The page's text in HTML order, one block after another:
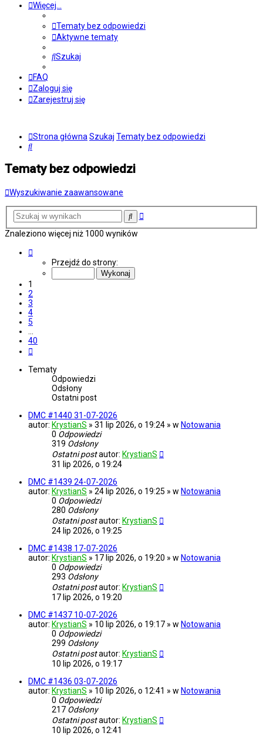
Więcej…
Tematy bez odpowiedzi
Aktywne tematy
Szukaj
FAQ
Zaloguj się
Zarejestruj się
Strona główna Szukaj Tematy bez odpowiedzi
Szukaj
Tematy bez odpowiedzi
Wyszukiwanie zaawansowane
SzukajWyszukiwanie
Znaleziono więcej niż 1000 wyników
Przejdź do strony:
1
2
3
4
5
…
40
Tematy
Odpowiedzi
Odsłony
Ostatni post
DMC #1440 31-07-2026
autor: KrystianS » 31 lip 2026, o 19:24 » w Notowania
0 Odpowiedzi
319 Odsłony
Ostatni postautor: KrystianS
31 lip 2026, o 19:24
DMC #1439 24-07-2026
autor: KrystianS » 24 lip 2026, o 19:25 » w Notowania
0 Odpowiedzi
280 Odsłony
Ostatni postautor: KrystianS
24 lip 2026, o 19:25
DMC #1438 17-07-2026
autor: KrystianS » 17 lip 2026, o 19:20 » w Notowania
0 Odpowiedzi
293 Odsłony
Ostatni postautor: KrystianS
17 lip 2026, o 19:20
DMC #1437 10-07-2026
autor: KrystianS » 10 lip 2026, o 19:17 » w Notowania
0 Odpowiedzi
299 Odsłony
Ostatni postautor: KrystianS
10 lip 2026, o 19:17
DMC #1436 03-07-2026
autor: KrystianS » 10 lip 2026, o 12:41 » w Notowania
0 Odpowiedzi
217 Odsłony
Ostatni postautor: KrystianS
10 lip 2026, o 12:41